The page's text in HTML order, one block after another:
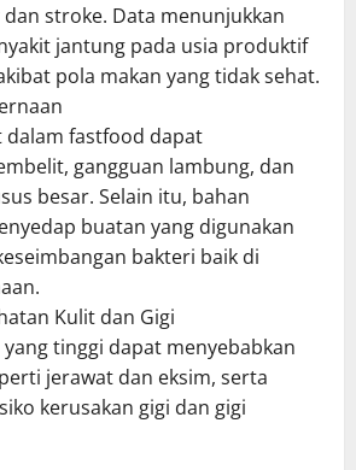
stroke. Data menunjukkan
jantung pada usia produktif
pola makan yang tidak sehat.
dalam fastfood dapat
gangguan lambung, dan
besar. Selain itu, bahan
buatan yang digunakan
bakteri baik di
Kulit dan Gigi
tinggi dapat menyebabkan
jerawat dan eksim, serta
kerusakan gigi dan gigi